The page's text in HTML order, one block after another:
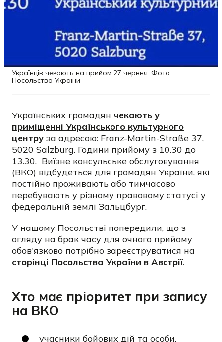
Українців чекають на прийом 27 червня. Фото:
Посольство України
Українських громадян чекають у
приміщенні Українського культурного
центру за адресою: Franz-Martin-Straße 37,
5020 Salzburg. Години прийому з 10.30 до
13.30. Виїзне консульське обслуговування
(ВКО) відбудеться для громадян України, які
постійно проживають або тимчасово
перебувають у різному правовому статусі у
федеральній землі Зальцбург.
У нашому Посольстві попередили, що з
огляду на брак часу для очного прийому
обов'язково потрібно зареєструватися на
сторінці Посольства України в Австрії.
Хто має пріоритет при запису
на ВКО
учасники бойових дій та особи,